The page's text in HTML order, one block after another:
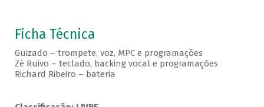
Ficha Técnica
Guizado – trompete, voz, MPC e programações
Zé Ruivo – teclado, backing vocal e programações
Richard Ribeiro – bateria